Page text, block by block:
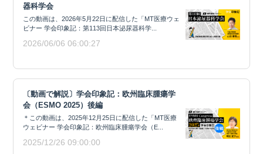
器科学会
この動画は、2026年5月22日に配信した「MT医療ウェ
ビナー 学会印象記：第113回日本泌尿器科学...
2026/06/06 06:00:27
〔動画で解説〕学会印象記：欧州臨床腫瘍学
会（ESMO 2025）後編
＊この動画は、2025年12月25日に配信した「MT医療
ウェビナー 学会印象記：欧州臨床腫瘍学会（E...
2025/12/26 09:00:00